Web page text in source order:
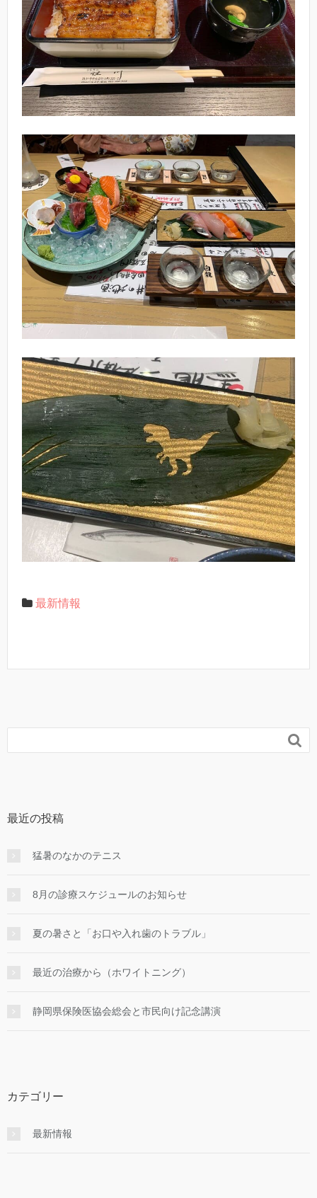
最新情報

最近の投稿
猛暑のなかのテニス
8月の診療スケジュールのお知らせ
夏の暑さと「お口や入れ歯のトラブル」
最近の治療から（ホワイトニング）
静岡県保険医協会総会と市民向け記念講演
カテゴリー
最新情報